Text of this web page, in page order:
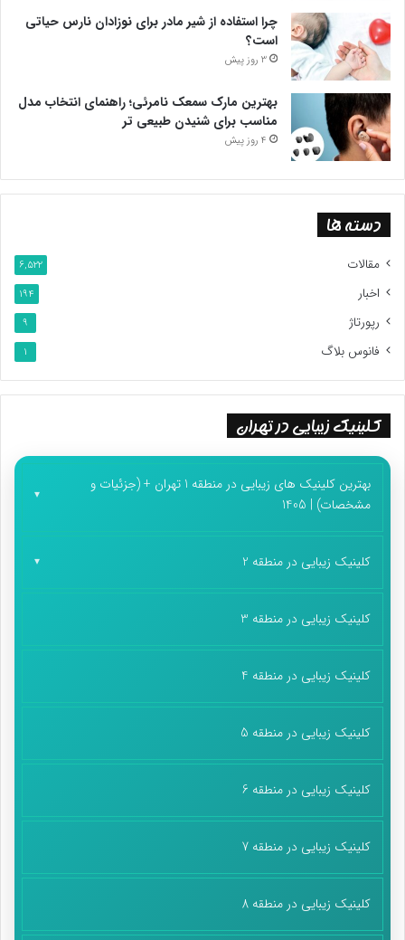
چرا استفاده از شیر مادر برای نوزادان نارس حیاتی
است؟
3 روز پیش
بهترین مارک سمعک نامرئی؛ راهنمای انتخاب مدل
مناسب برای شنیدن طبیعی تر
4 روز پیش
دسته ها
مقالات 6,522
اخبار 194
رپورتاژ 9
فانوس بلاگ 1
کلینیک زیبایی در تهران
بهترین کلینیک های زیبایی در منطقه 1 تهران + (جزئیات و
مشخصات) | 1405
کلینیک زیبایی در منطقه 2
کلینیک زیبایی در منطقه 3
کلینیک زیبایی در منطقه 4
کلینیک زیبایی در منطقه 5
کلینیک زیبایی در منطقه 6
کلینیک زیبایی در منطقه 7
کلینیک زیبایی در منطقه 8